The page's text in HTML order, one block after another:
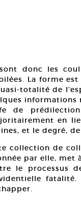
donc les
La forme
totalité de
informations
de
en
et le degré,
collection de
par elle, met
le processus